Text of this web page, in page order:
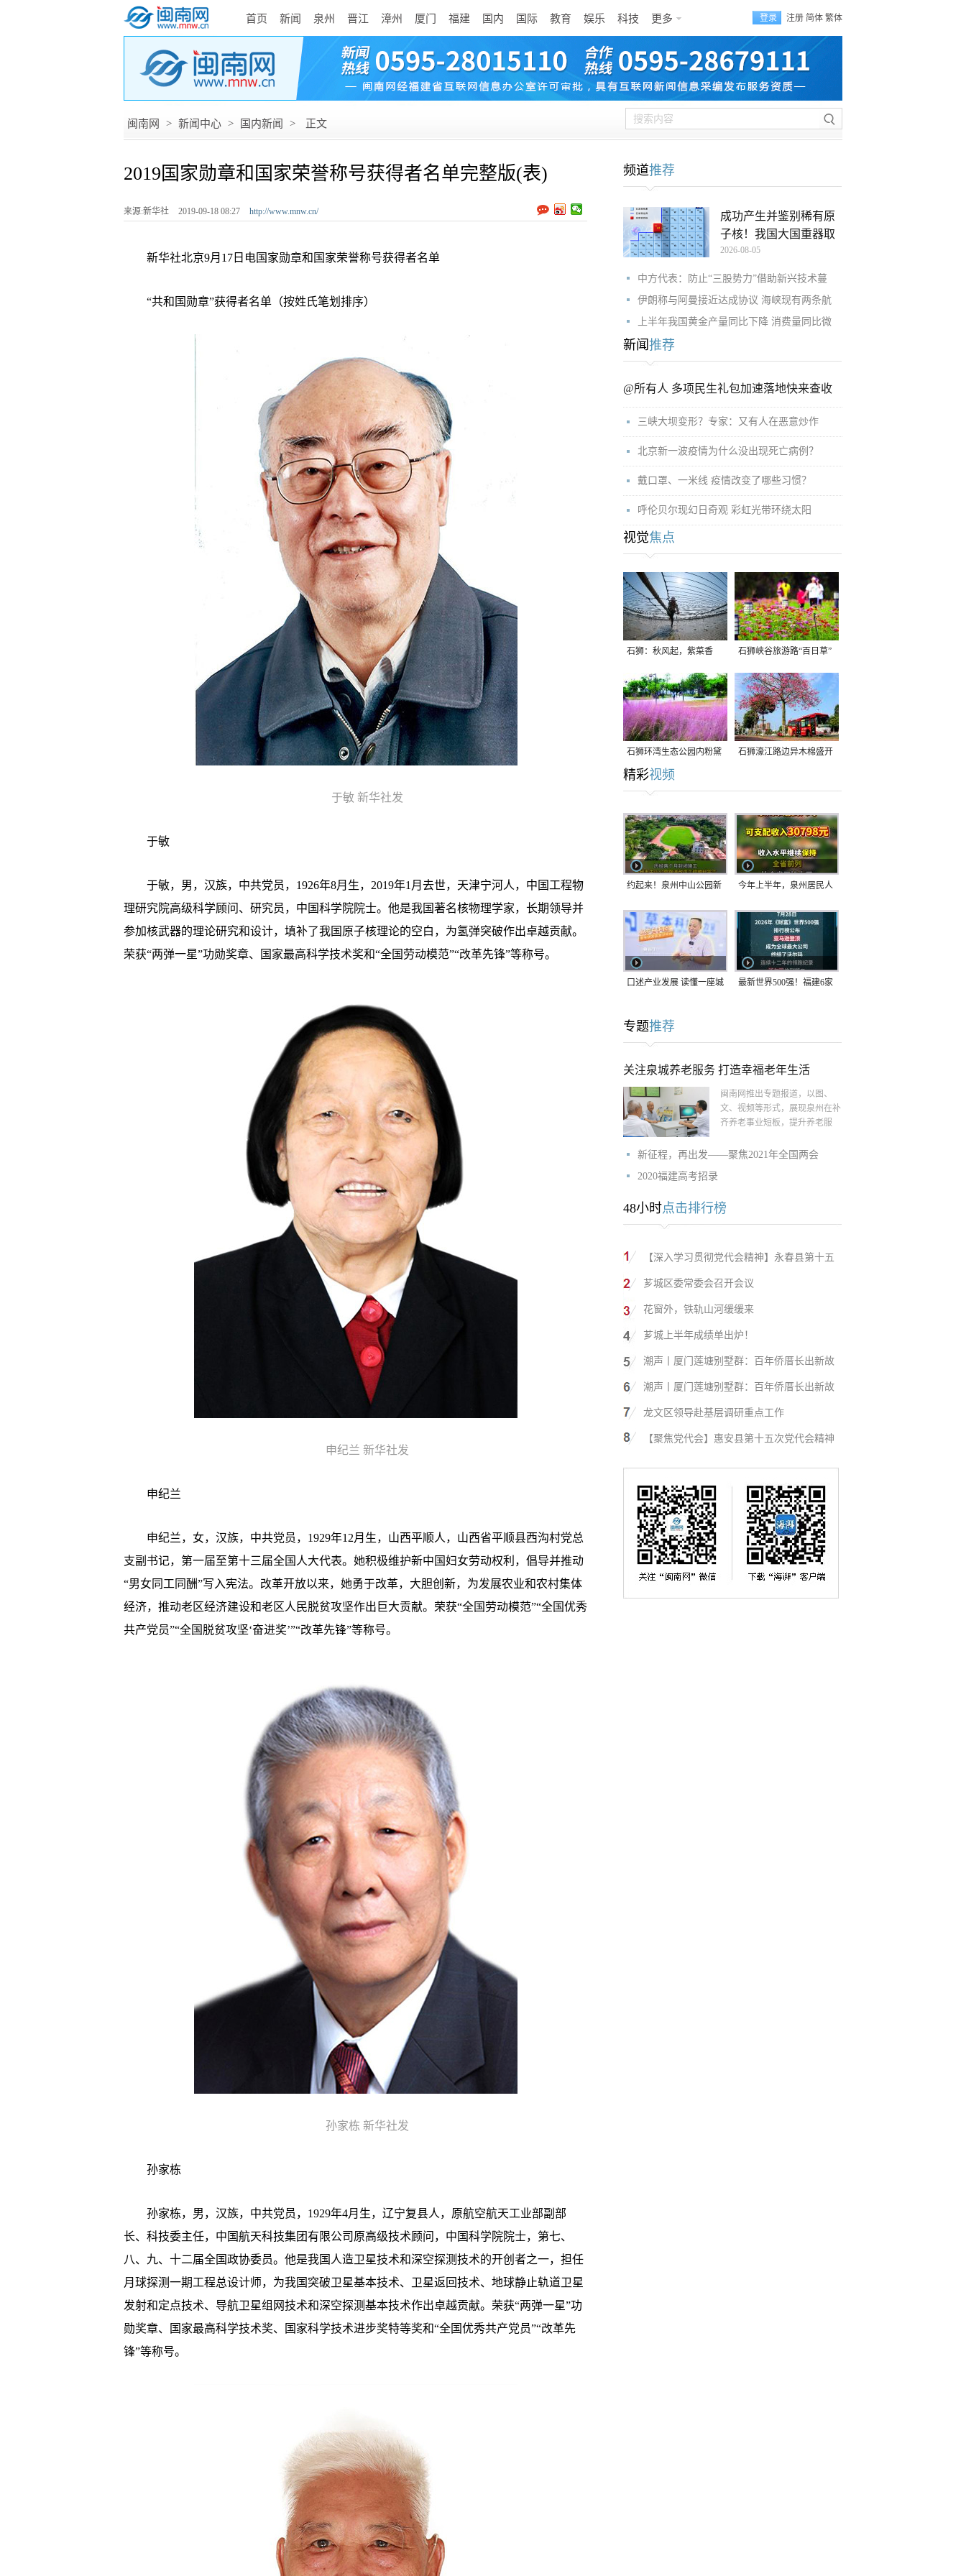
首页 新闻 泉州 晋江 漳州 厦门 福建 国内 国际 教育 娱乐 科技 更多 登录 注册 简体 繁体
闽南网 > 新闻中心 > 国内新闻 > 正文
2019国家勋章和国家荣誉称号获得者名单完整版(表)
来源:新华社 2019-09-18 08:27 http://www.mnw.cn/
新华社北京9月17日电国家勋章和国家荣誉称号获得者名单
“共和国勋章”获得者名单（按姓氏笔划排序）
于敏 新华社发
于敏
于敏，男，汉族，中共党员，1926年8月生，2019年1月去世，天津宁河人，中国工程物
理研究院高级科学顾问、研究员，中国科学院院士。他是我国著名核物理学家，长期领导并
参加核武器的理论研究和设计，填补了我国原子核理论的空白，为氢弹突破作出卓越贡献。
荣获“两弹一星”功勋奖章、国家最高科学技术奖和“全国劳动模范”“改革先锋”等称号。
申纪兰 新华社发
申纪兰
申纪兰，女，汉族，中共党员，1929年12月生，山西平顺人，山西省平顺县西沟村党总
支副书记，第一届至第十三届全国人大代表。她积极维护新中国妇女劳动权利，倡导并推动
“男女同工同酬”写入宪法。改革开放以来，她勇于改革，大胆创新，为发展农业和农村集体
经济，推动老区经济建设和老区人民脱贫攻坚作出巨大贡献。荣获“全国劳动模范”“全国优秀
共产党员”“全国脱贫攻坚‘奋进奖’”“改革先锋”等称号。
孙家栋 新华社发
孙家栋
孙家栋，男，汉族，中共党员，1929年4月生，辽宁复县人，原航空航天工业部副部
长、科技委主任，中国航天科技集团有限公司原高级技术顾问，中国科学院院士，第七、
八、九、十二届全国政协委员。他是我国人造卫星技术和深空探测技术的开创者之一，担任
月球探测一期工程总设计师，为我国突破卫星基本技术、卫星返回技术、地球静止轨道卫星
发射和定点技术、导航卫星组网技术和深空探测基本技术作出卓越贡献。荣获“两弹一星”功
勋奖章、国家最高科学技术奖、国家科学技术进步奖特等奖和“全国优秀共产党员”“改革先
锋”等称号。
频道推荐
成功产生并鉴别稀有原
子核！我国大国重器取
2026-08-05
中方代表：防止“三股势力”借助新兴技术蔓
伊朗称与阿曼接近达成协议 海峡现有两条航
上半年我国黄金产量同比下降 消费量同比微
新闻 推荐
@所有人 多项民生礼包加速落地快来查收
三峡大坝变形？专家：又有人在恶意炒作
北京新一波疫情为什么没出现死亡病例？
戴口罩、一米线 疫情改变了哪些习惯？
呼伦贝尔现幻日奇观 彩虹光带环绕太阳
视觉焦点
石狮：秋风起，紫菜香 石狮峡谷旅游路“百日草”
争相斗艳
石狮环湾生态公园内粉黛
乱子草盛放
石狮濠江路边异木棉盛开
精彩视频
约起来！泉州中山公园新 今年上半年，泉州居民人
口述产业发展 读懂一座城
家，率先研发草本卫生巾
最新世界500强！福建6家
专题推荐
关注泉城养老服务 打造幸福老年生活
闽南网推出专题报道，以图、
文、视频等形式，展现泉州在补
齐养老事业短板，提升养老服
新征程，再出发——聚焦2021年全国两会
2020福建高考招录
48小时点击排行榜
【深入学习贯彻党代会精神】永春县第十五
芗城区委常委会召开会议
花窗外，铁轨山河缓缓来
芗城上半年成绩单出炉！
潮声丨厦门莲塘别墅群：百年侨厝长出新故
潮声丨厦门莲塘别墅群：百年侨厝长出新故
龙文区领导赴基层调研重点工作
【聚焦党代会】惠安县第十五次党代会精神